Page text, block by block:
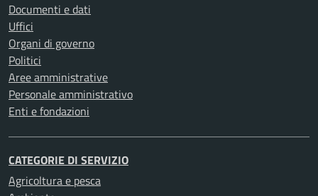
Documenti e dati
Uffici
Organi di governo
Politici
Aree amministrative
Personale amministrativo
Enti e fondazioni
CATEGORIE DI SERVIZIO
Agricoltura e pesca